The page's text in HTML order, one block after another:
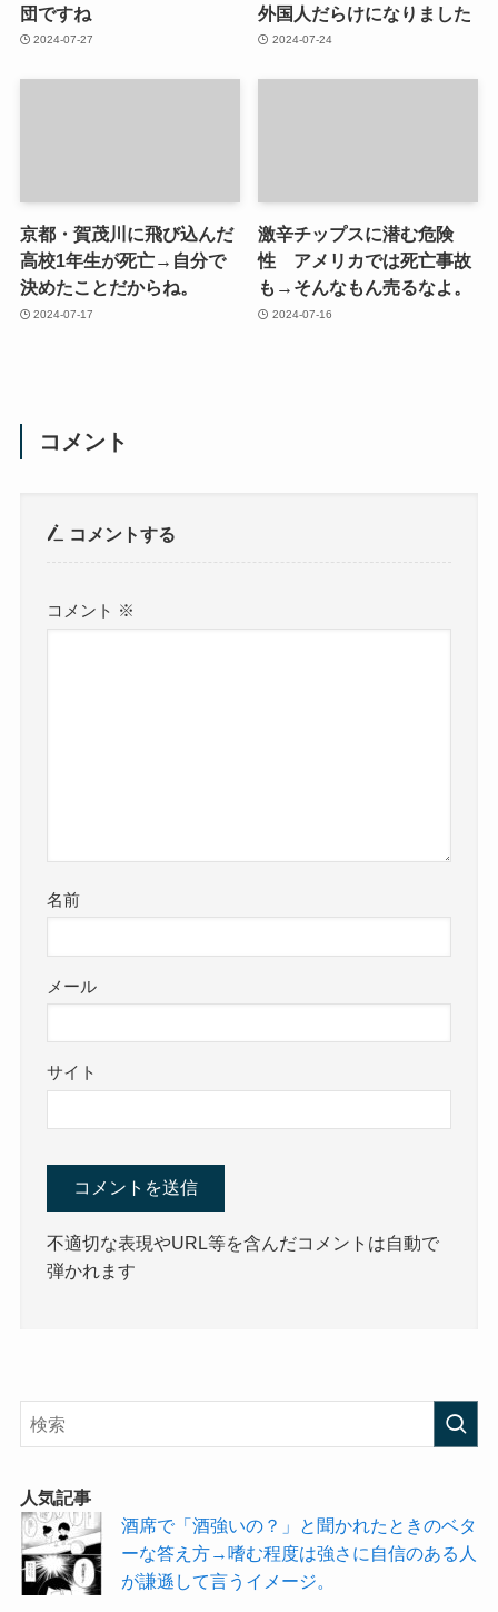
団ですね
2024-07-27
外国人だらけになりました
2024-07-24
京都・賀茂川に飛び込んだ
高校1年生が死亡→自分で
決めたことだからね。
2024-07-17
激辛チップスに潜む危険
性 アメリカでは死亡事故
も→そんなもん売るなよ。
2024-07-16
コメント
コメントする
コメント ※
名前
メール
サイト
不適切な表現やURL等を含んだコメントは自動で
弾かれます
人気記事
酒席で「酒強いの？」と聞かれたときのベタ
ーな答え方→嗜む程度は強さに自信のある人
が謙遜して言うイメージ。